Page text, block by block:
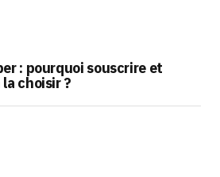
: pourquoi souscrire et
choisir ?